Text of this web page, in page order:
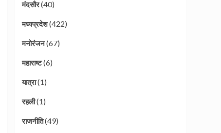
मंदसौर(40)
मध्यप्रदेश(422)
मनोरंजन(67)
महाराष्ट(6)
यात्रा(1)
रहली(1)
राजनीति(49)